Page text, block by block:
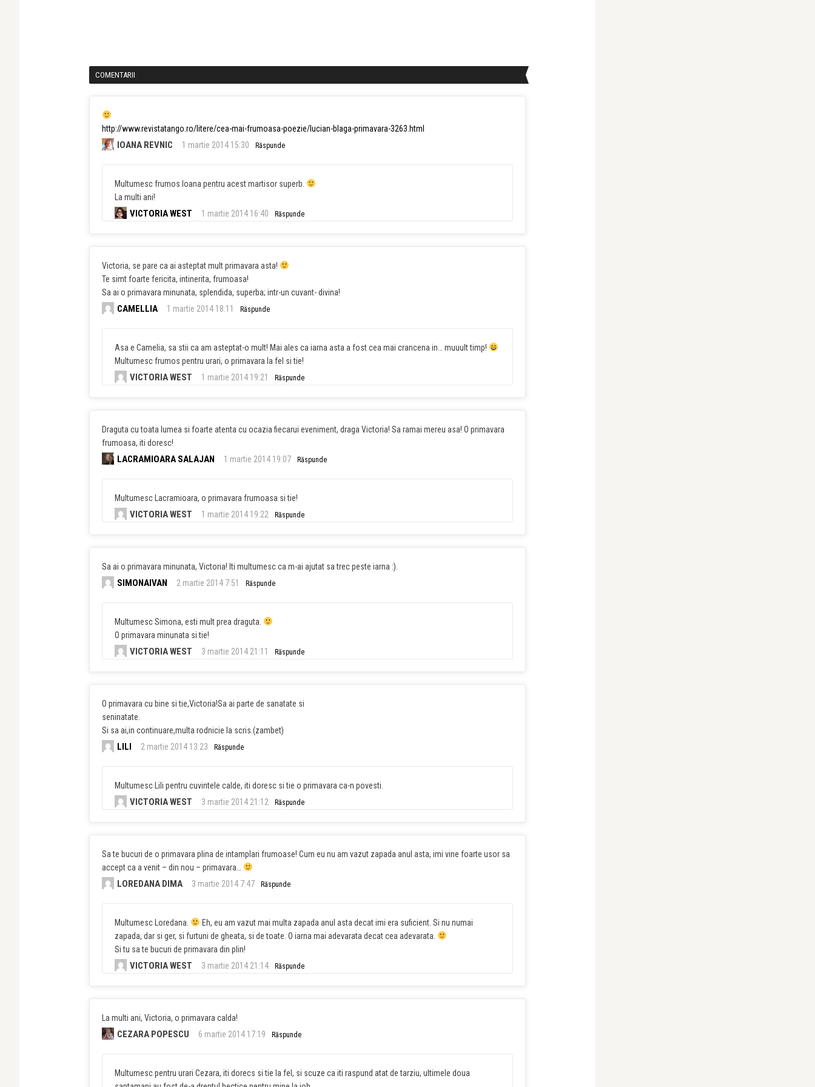
COMENTARII
http://www.revistatango.ro/litere/cea-mai-frumoasa-poezie/lucian-blaga-primavara-3263.html
IOANA REVNIC 1 martie 2014 15:30 Răspunde
Multumesc frumos Ioana pentru acest martisor superb.
La multi ani!
VICTORIA WEST 1 martie 2014 16:40 Răspunde
Victoria, se pare ca ai asteptat mult primavara asta!
Te simt foarte fericita, intinerita, frumoasa!
Sa ai o primavara minunata, splendida, superba; intr-un cuvant- divina!
CAMELLIA 1 martie 2014 18:11 Răspunde
Asa e Camelia, sa stii ca am asteptat-o mult! Mai ales ca iarna asta a fost cea mai crancena in… muuult timp!
Multumesc frumos pentru urari, o primavara la fel si tie!
VICTORIA WEST 1 martie 2014 19:21 Răspunde
Draguta cu toata lumea si foarte atenta cu ocazia fiecarui eveniment, draga Victoria! Sa ramai mereu asa! O primavara
frumoasa, iti doresc!
LACRAMIOARA SALAJAN 1 martie 2014 19:07 Răspunde
Multumesc Lacramioara, o primavara frumoasa si tie!
VICTORIA WEST 1 martie 2014 19:22 Răspunde
Sa ai o primavara minunata, Victoria! Iti multumesc ca m-ai ajutat sa trec peste iarna :).
SIMONAIVAN 2 martie 2014 7:51 Răspunde
Multumesc Simona, esti mult prea draguta.
O primavara minunata si tie!
VICTORIA WEST 3 martie 2014 21:11 Răspunde
O primavara cu bine si tie,Victoria!Sa ai parte de sanatate si
seninatate.
Si sa ai,in continuare,multa rodnicie la scris.(zambet)
LILI 2 martie 2014 13:23 Răspunde
Multumesc Lili pentru cuvintele calde, iti doresc si tie o primavara ca-n povesti.
VICTORIA WEST 3 martie 2014 21:12 Răspunde
Sa te bucuri de o primavara plina de intamplari frumoase! Cum eu nu am vazut zapada anul asta, imi vine foarte usor sa
accept ca a venit – din nou – primavara…
LOREDANA DIMA 3 martie 2014 7:47 Răspunde
Multumesc Loredana.
Eh, eu am vazut mai multa zapada anul asta decat imi era suficient. Si nu numai
zapada, dar si ger, si furtuni de gheata, si de toate. O iarna mai adevarata decat cea adevarata.
Si tu sa te bucuri de primavara din plin!
VICTORIA WEST 3 martie 2014 21:14 Răspunde
La multi ani, Victoria, o primavara calda!
CEZARA POPESCU 6 martie 2014 17:19 Răspunde
Multumesc pentru urari Cezara, iti dorecs si tie la fel, si scuze ca iti raspund atat de tarziu, ultimele doua